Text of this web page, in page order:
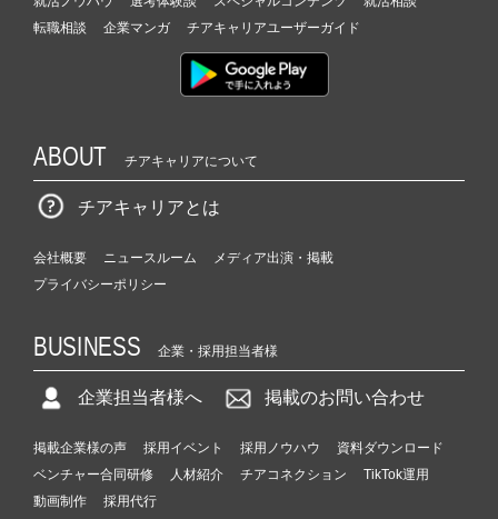
転職相談
企業マンガ チアキャリアユーザーガイド
ABOUT チアキャリアについて
チアキャリアとは
会社概要 ニュースルーム
メディア出演・掲載
プライバシーポリシー
BUSINESS 企業・採用担当者様
企業担当者様へ 掲載のお問い合わせ
掲載企業様の声 採用イベント 採用ノウハウ
資料ダウンロード
ベンチャー合同研修
人材紹介 チアコネクション
TikTok運用
動画制作
採用代行